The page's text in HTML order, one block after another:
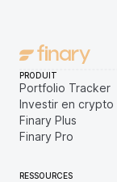
PRODUIT
Portfolio Tracker
Investir en crypto
Finary Plus
Finary Pro
RESSOURCES